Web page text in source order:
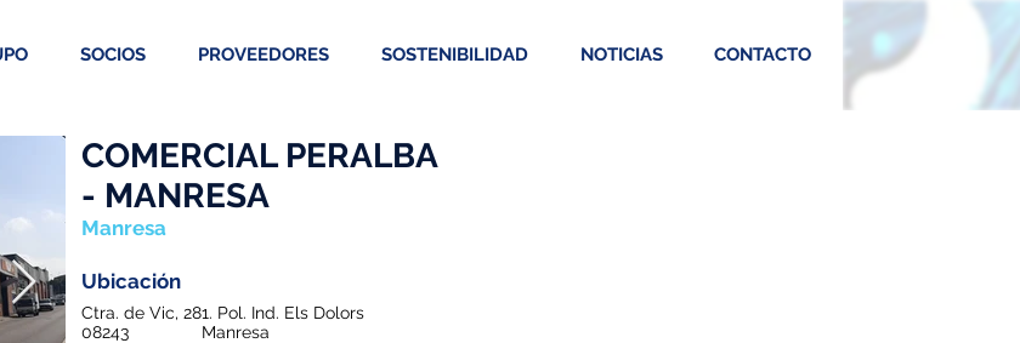
SOCIOS PROVEEDORES SOSTENIBILIDAD NOTICIAS CONTACTO
COMERCIAL PERALBA
- MANRESA
Manresa
Ubicación
Ctra. de Vic, 281. Pol. Ind. Els Dolors
08243
Manresa